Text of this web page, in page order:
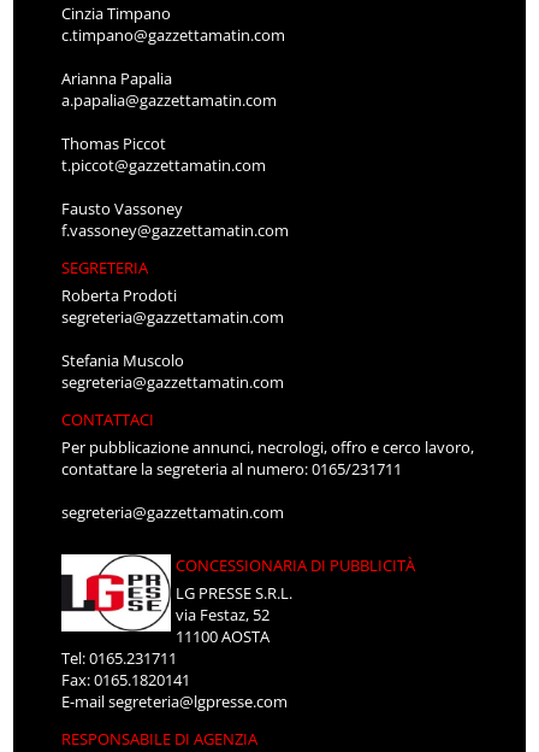
Cinzia Timpano
c.timpano@gazzettamatin.com
Arianna Papalia
a.papalia@gazzettamatin.com
Thomas Piccot
t.piccot@gazzettamatin.com
Fausto Vassoney
f.vassoney@gazzettamatin.com
SEGRETERIA
Roberta Prodoti
segreteria@gazzettamatin.com
Stefania Muscolo
segreteria@gazzettamatin.com
CONTATTACI
Per pubblicazione annunci, necrologi, offro e cerco lavoro,
contattare la segreteria al numero: 0165/231711
segreteria@gazzettamatin.com
CONCESSIONARIA DI PUBBLICITÀ
LG PRESSE S.R.L.
via Festaz, 52
11100 AOSTA
Tel: 0165.231711
Fax: 0165.1820141
E-mailsegreteria@lgpresse.com
RESPONSABILE DI AGENZIA